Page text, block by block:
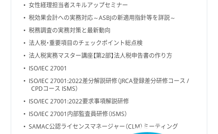
女性経理担当者スキルアップセミナー
税効果会計への実務対応～ASBJの新適用指針等を詳説～
税務調査の実務対策と最新動向
法人税・重要項目のチェックポイント総点検
法人税実務マスター講座【第2部】法人税申告書の作り方
ISO/IEC 27001
ISO/IEC 27001:2022差分解説研修（JRCA登録差分研修コース /
CPDコース ISMS）
ISO/IEC 27001:2022要求事項解説研修
ISO/IEC 27001内部監査員研修（ISMS）
SAMAC公認ライセンスマネージャー（CLM）ミーティング